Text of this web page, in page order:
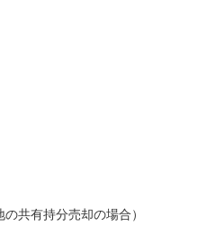
共有持分売却の場合）